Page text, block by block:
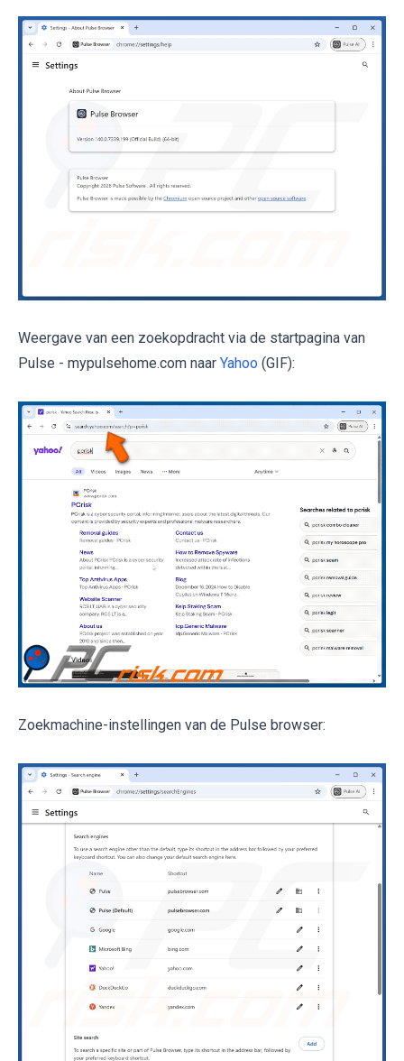
Weergave van een zoekopdracht via de startpagina van
Pulse - mypulsehome.com naar Yahoo (GIF):
Zoekmachine-instellingen van de Pulse browser: